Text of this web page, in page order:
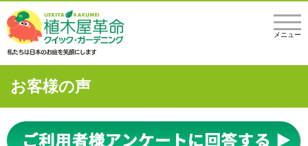
メニュー
お客様の声